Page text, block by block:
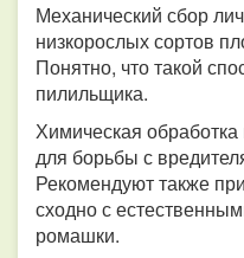
Механический сбор
низкорослых сортов
Понятно, что такой
пилильщика.
Химическая
для борьбы с
Рекомендуют также
сходно с
ромашки.